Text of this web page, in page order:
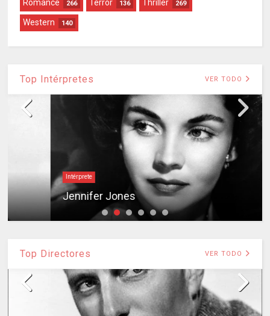
Romance 266 Terror 136 Thriller 269
Western 140
Top Intérpretes VER TODO
Jennifer Jones
Top Directores VER TODO